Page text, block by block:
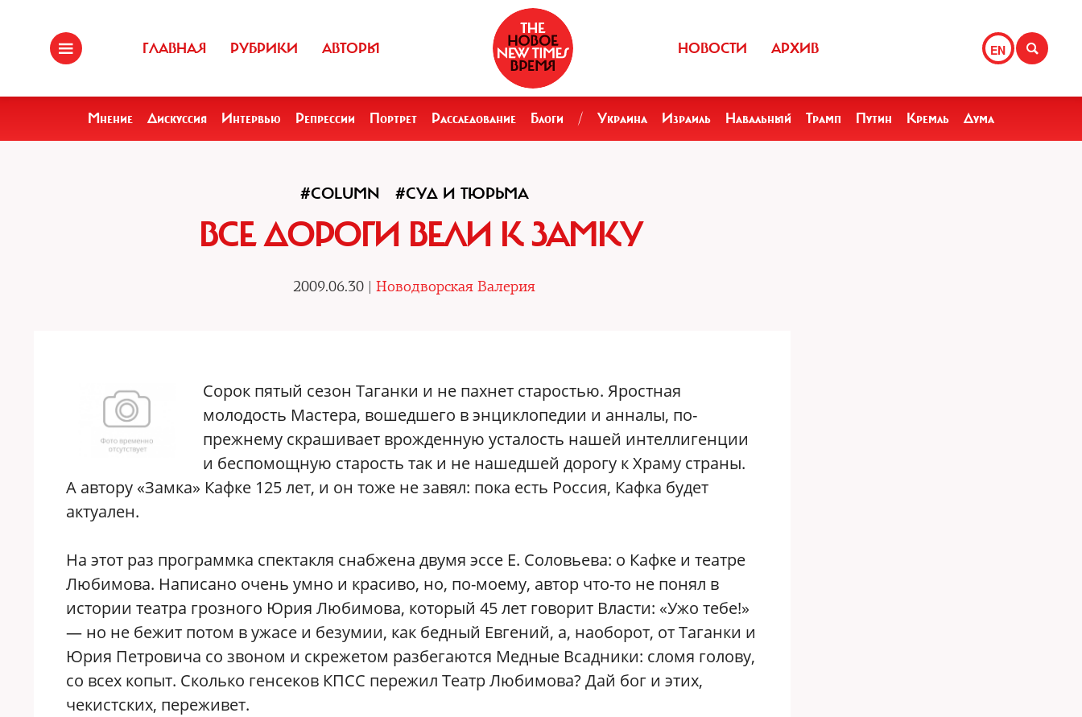
ГЛАВНАЯ РУБРИКИ АВТОРЫ EN
НОВОСТИ АРХИВ
Мнение Дискуссия Интервью Репрессии Портрет Расследование Блоги / Украина Израиль Навальный Трамп Путин Кремль Дума
#COLUMN #СУД И ТЮРЬМА
ВСЕ ДОРОГИ ВЕЛИ К ЗАМКУ
2009.06.30 | Новодворская Валерия
Сорок пятый сезон Таганки и не пахнет старостью. Яростная
молодость Мастера, вошедшего в энциклопедии и анналы, по-
прежнему скрашивает врожденную усталость нашей интеллигенции
и беспомощную старость так и не нашедшей дорогу к Храму страны.
А автору «Замка» Кафке 125 лет, и он тоже не завял: пока есть Россия, Кафка будет
актуален.
На этот раз программка спектакля снабжена двумя эссе Е. Соловьева: о Кафке и театре
Любимова. Написано очень умно и красиво, но, по-моему, автор что-то не понял в
истории театра грозного Юрия Любимова, который 45 лет говорит Власти: «Ужо тебе!»
— но не бежит потом в ужасе и безумии, как бедный Евгений, а, наоборот, от Таганки и
Юрия Петровича со звоном и скрежетом разбегаются Медные Всадники: сломя голову,
со всех копыт. Сколько генсеков КПСС пережил Театр Любимова? Дай бог и этих,
чекистских, переживет.